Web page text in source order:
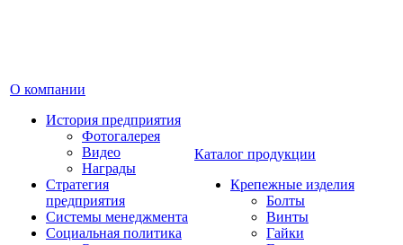
О компании
История предприятия
Фотогалерея
Видео
Награды
Стратегия
предприятия
Системы менеджмента
Социальная политика
Каталог продукции
Крепежные изделия
Болты
Винты
Гайки